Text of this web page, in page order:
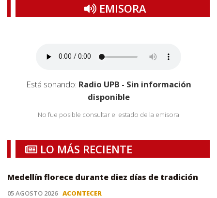
EMISORA
Está sonando: Radio UPB - Sin información
disponible
No fue posible consultar el estado de la emisora
LO MÁS RECIENTE
Medellín florece durante diez días de tradición
05 AGOSTO 2026 ACONTECER